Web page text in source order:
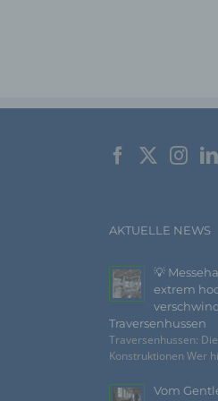
AKTUELLE NEWS
💡
extrem
Traversenhussen
Traversenhussen:
Konstruktionen Wer
Vom